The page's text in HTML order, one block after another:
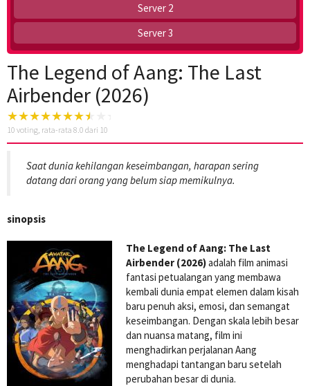
Server 2
Server 3
The Legend of Aang: The Last
Airbender (2026)
10 voting, rata-rata 8.0 dari 10
Saat dunia kehilangan keseimbangan, harapan sering
datang dari orang yang belum siap memikulnya.
sinopsis
The Legend of Aang: The Last
Airbender (2026)adalah film animasi
fantasi petualangan yang membawa
kembali dunia empat elemen dalam kisah
baru penuh aksi, emosi, dan semangat
keseimbangan. Dengan skala lebih besar
dan nuansa matang, film ini
menghadirkan perjalanan Aang
menghadapi tantangan baru setelah
perubahan besar di dunia.